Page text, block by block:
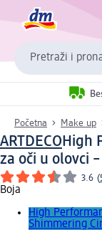
Pretraži i
Početna Make up
ARTDECO High
za oči u olovci
3.6 (
Boja
High
Shimmering